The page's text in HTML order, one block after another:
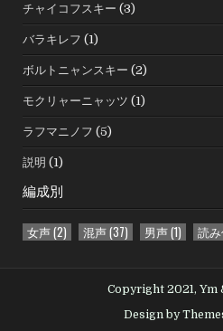
チャイコフスキー (3)
バラキレフ (1)
ボルトニャンスキー (2)
モクリャーニャッツ (1)
ラフマニノフ (5)
説明 (1)
編成別
女声(2) 混声(37) 男声(1) 読
Copyright 2021, Ym
Design by